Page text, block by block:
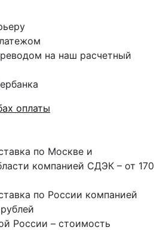
на наш расчетный
оплаты
по Москве и
компанией СДЭК – от 170
по России компанией
России – стоимость